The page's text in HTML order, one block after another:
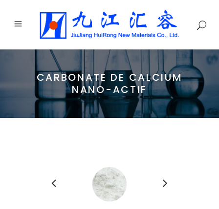
CARBONATE DE CALCIUM
NANO-ACTIF